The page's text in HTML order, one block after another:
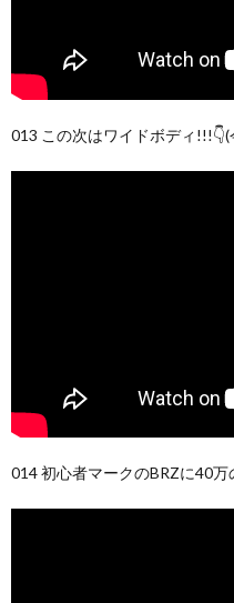
013 この次はワイドボディ
014 初心者マークのBRZに40